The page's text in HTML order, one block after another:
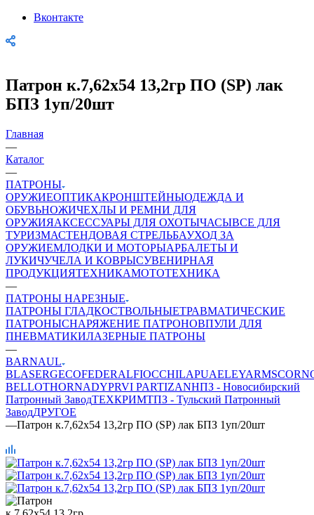
Вконтакте
Патрон к.7,62х54 13,2гр ПО (SP) лак
БПЗ 1уп/20шт
Главная
—
Каталог
—
ПАТРОНЫ
ОРУЖИЕОПТИКАКРОНШТЕЙНЫОДЕЖДА И
ОБУВЬНОЖИЧЕХЛЫ И РЕМНИ ДЛЯ
ОРУЖИЯАКСЕССУАРЫ ДЛЯ ОХОТЫЧАСЫВСЕ ДЛЯ
ТУРИЗМАСТЕНДОВАЯ СТРЕЛЬБАУХОД ЗА
ОРУЖИЕМЛОДКИ И МОТОРЫАРБАЛЕТЫ И
ЛУКИЧУЧЕЛА И КОВРЫСУВЕНИРНАЯ
ПРОДУКЦИЯТЕХНИКАМОТОТЕХНИКА
—
ПАТРОНЫ НАРЕЗНЫЕ
ПАТРОНЫ ГЛАДКОСТВОЛЬНЫЕТРАВМАТИЧЕСКИЕ
ПАТРОНЫСНАРЯЖЕНИЕ ПАТРОНОВПУЛИ ДЛЯ
ПНЕВМАТИКИЛАЗЕРНЫЕ ПАТРОНЫ
—
BARNAUL
BLASERGEСOFEDERALFIOCCHILAPUAELEYARMSCOR
BELLOTHORNADYPRVI PARTIZANНПЗ - Новосибирский
Патронный ЗаводТЕХКРИМТПЗ - Тульский Патронный
ЗаводДРУГОЕ
—Патрон к.7,62х54 13,2гр ПО (SP) лак БПЗ 1уп/20шт